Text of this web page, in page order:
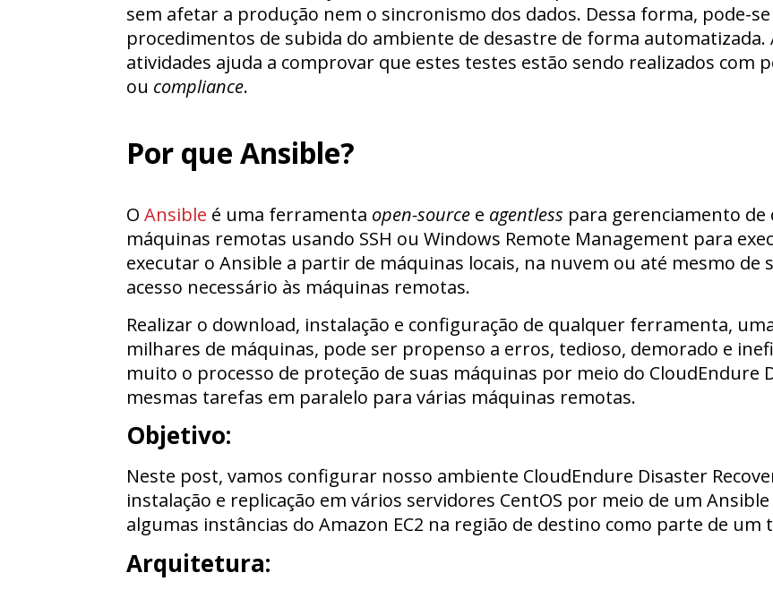
sem afetar a produção nem o sincronismo dos dados. Dessa forma, pode-
procedimentos de subida do ambiente de desastre de forma
atividades ajuda a comprovar que estes testes estão sendo realizados com
ou compliance.
Por que Ansible?
O Ansible é uma ferramenta open-source e agentless para gerenciamento de
máquinas remotas usando SSH ou Windows Remote Management para
executar o Ansible a partir de máquinas locais, na nuvem ou até mesmo de
acesso necessário às máquinas remotas.
Realizar o download, instalação e configuração de qualquer ferramenta,
milhares de máquinas, pode ser propenso a erros, tedioso, demorado e
muito o processo de proteção de suas máquinas por meio do CloudEndure
mesmas tarefas em paralelo para várias máquinas remotas.
Objetivo:
Neste post, vamos configurar nosso ambiente CloudEndure Disaster
instalação e replicação em vários servidores CentOS por meio de um
algumas instâncias do Amazon EC2 na região de destino como parte de um
Arquitetura: